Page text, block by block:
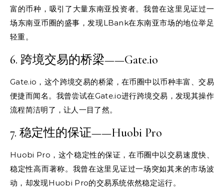
富的币种，吸引了大量东南亚投资者。我曾在这里见证过一
场东南亚币圈的盛事，发现LBank在东南亚市场的地位举足
轻重。
6. 跨境交易的桥梁——Gate.io
Gate.io，这个跨境交易的桥梁，在币圈中以币种丰富、交易
便捷而闻名。我曾尝试在Gate.io进行跨境交易，发现其操作
流程简洁明了，让人一目了然。
7. 稳定性的保证——Huobi Pro
Huobi Pro，这个稳定性的保证，在币圈中以交易速度快、
稳定性高而著称。我曾在这里见证过一场突如其来的市场波
动，却发现Huobi Pro的交易系统依然稳定运行。